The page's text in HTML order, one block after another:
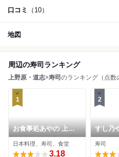
口コミ （10）
地図
周辺の寿司ランキング
上野原・道志×寿司 のランキング（点数
1
お食事処あやの 上野
原本店
日本料理、寿司、食堂
3.18
2
すし乃
寿司